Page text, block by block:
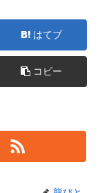
はてブ
コピー